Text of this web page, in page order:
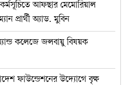
আফছার মেমোরিয়াল
প্রার্থী অ্যাড. মুবিন
কলেজে জলবায়ু বিষয়ক
ফাউন্ডেশনের উদ্যোগে বৃক্ষ